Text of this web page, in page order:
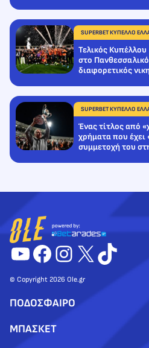
SUPERBET ΚΥΠΕΛΛΟ
Τελικός Κυπέλλου
στο Πανθεσσαλικό
διαφορετικός
SUPERBET ΚΥΠΕΛΛΟ
Ένας τίτλος από
χρήματα που έχει
συμμετοχή του
YouTube
Facebook
Instagram
X
© Copyright 2026 Ole.gr
ΠΟΔΟΣΦΑΙΡΟ
ΜΠΑΣΚΕΤ